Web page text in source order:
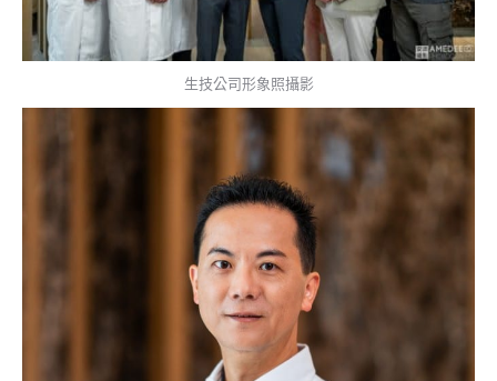
生技公司形象照攝影